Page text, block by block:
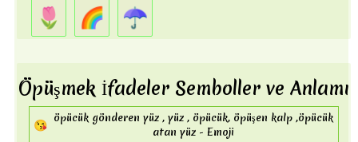
🐿️ sincap , sincap - Emoji
🦔 kirpi , dikenli - Emoji
🐻 ayı , ayı yüzü , yüz - Emoji
🐨 ayı , koala - Emoji
🐼 panda , yüz , panda yüzü - Emoji
🌷 🌈 ☂️
Öpüşmek İfadeler Semboller ve Anlamı
😘 öpücük gönderen yüz , yüz , öpücük, öpüşen kalp ,öpücük
atan yüz - Emoji